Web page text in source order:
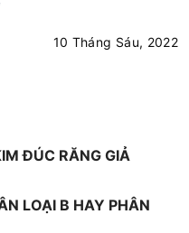
10 Tháng Sáu, 2022
ĐÚC RĂNG GIẢ
LOẠI B HAY PHÂN